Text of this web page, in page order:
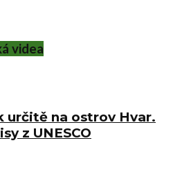
videa
určitě na ostrov Hvar.
z UNESCO